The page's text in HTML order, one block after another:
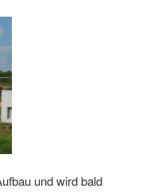
und wird bald